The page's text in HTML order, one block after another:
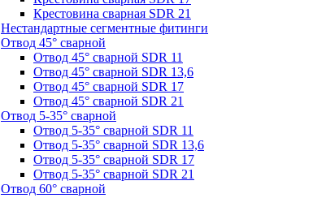
Крестовина сварная SDR 21
Нестандартные сегментные фитинги
Отвод 45° сварной
Отвод 45° сварной SDR 11
Отвод 45° сварной SDR 13,6
Отвод 45° сварной SDR 17
Отвод 45° сварной SDR 21
Отвод 5-35° сварной
Отвод 5-35° сварной SDR 11
Отвод 5-35° сварной SDR 13,6
Отвод 5-35° сварной SDR 17
Отвод 5-35° сварной SDR 21
Отвод 60° сварной